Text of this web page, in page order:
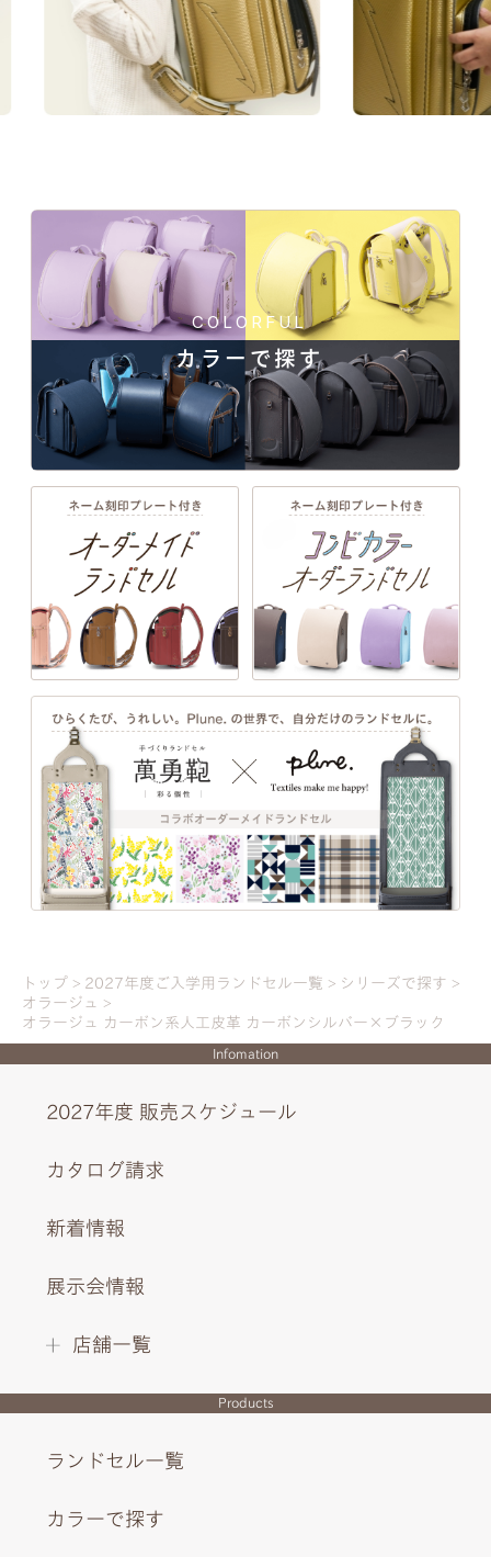
メタリックなのにギラつかないカーボン調の凹凸のデザイ
ン。
6年間、このカッコ良さがお気に入り。
EXTERIOR DESIGN
躍動感のあるステッチがよりスポーティーでシャープな印
軽さ ★★★★★
★★★★☆
★★★★★
カーボン系人工皮革の商品一覧
一人ひとりの「大好き」や「ワクワク」を叶え
る、21シリーズのデザインと100超のカラーライ
ンナップ。ランドセル探しは、お子さまの“感
性”と“自分らしさ”が花開く絶好のチャンス。
詳しく見る
COLORFUL
カラーで探す
トップ 2027年度ご入学用ランドセル一覧
シリーズで探す
オラージュ
オラージュ カーボン系人工皮革 カーボンシルバー×ブラック
Infomation
2027年度 販売スケジュール
カタログ請求
新着情報
展示会情報
店舗一覧
Products
ランドセル一覧
カラーで探す